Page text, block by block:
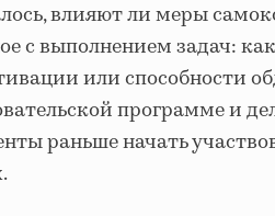
влияют ли меры
с выполнением задач:
или способности
программе и
раньше начать